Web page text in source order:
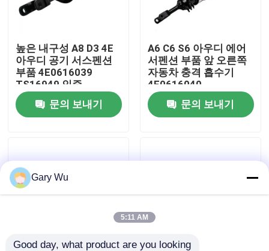
우리 에 관한 것
공장 투어
품질 관리
뉴스
자동차 공기 서스펜션 시스템
높은 내구성 A8 D3 4E
아우디 공기 서스펜션
부품 4E0616039
TS16949 인증
문의 보내기
A6 C6 S6 아우디 에어
서펜션 부품 앞 오른쪽
자동차 충격 흡수기
4F0616040
문의 보내기
Gary Wu
5:11 AM
Good day, what product are you looking